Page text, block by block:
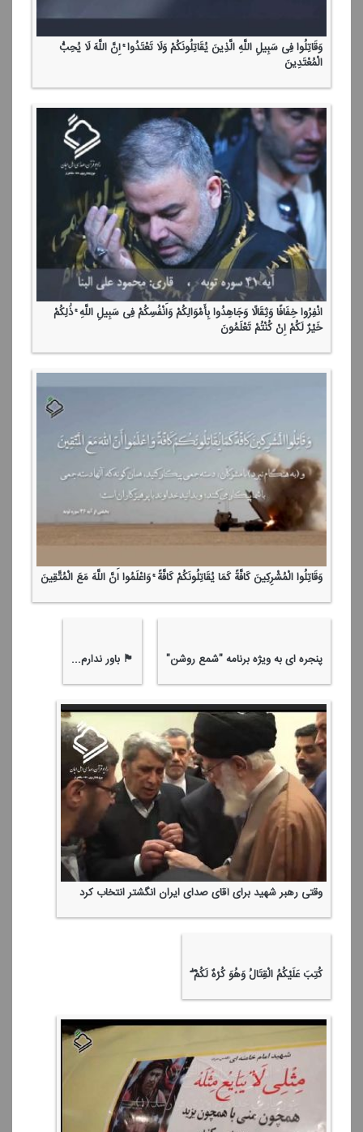
وَقَاتِلُوا فِی سَبِیلِ اللَّهِ الَّذِینَ یُقَاتِلُونَكُمْ وَلَا تَعْتَدُوا ۚ إِنَّ اللَّهَ لَا یُحِبُّ
الْمُعْتَدِینَ
انْفِرُوا خِفَافًا وَثِقَالًا وَجَاهِدُوا بِأَمْوَالِكُمْ وَأَنْفُسِكُمْ فِی سَبِیلِ اللَّهِ ۚ ذَٰلِكُمْ
خَیْرٌ لَكُمْ إِنْ كُنْتُمْ تَعْلَمُونَ
وَقَاتِلُوا الْمُشْرِكِینَ كَافَّةً كَمَا یُقَاتِلُونَكُمْ كَافَّةً ۚ وَاعْلَمُوا أَنَّ اللَّهَ مَعَ الْمُتَّقِینَ
پنجره ای به ویژه برنامه "شمع روشن"
🏴 باور ندارم...
وقتی رهبر شهید برای آقای صدای ایران انگشتر انتخاب كرد